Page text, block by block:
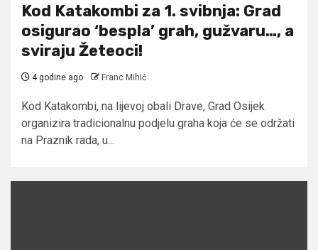
Kod Katakombi za 1. svibnja: Grad
osigurao ‘bespla’ grah, gužvaru…, a
sviraju Žeteoci!
4 godine ago Franc Mihić
Kod Katakombi, na lijevoj obali Drave, Grad Osijek
organizira tradicionalnu podjelu graha koja će se održati
na Praznik rada, u...